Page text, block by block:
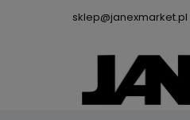
sklep@janexmarket.pl